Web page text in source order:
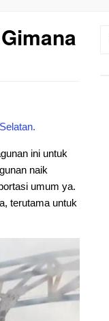
ini untuk
naik
umum ya.
terutama untuk